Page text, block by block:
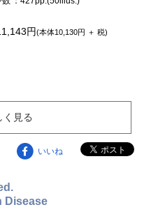
円(本体10,130円 ＋ 税)
く見る
いいね
Disease